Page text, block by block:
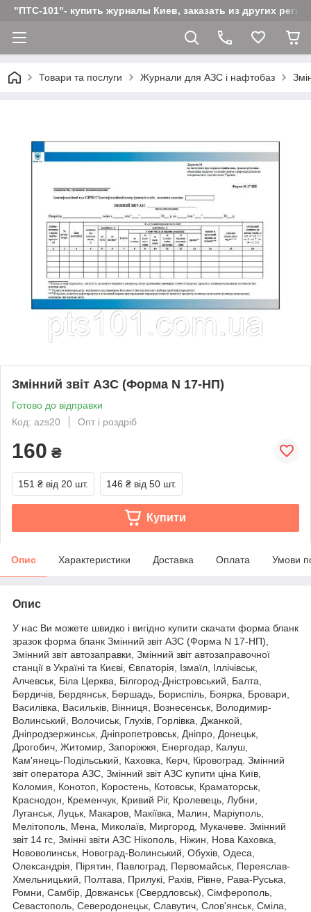
"ПТС-101"- купить журналы Киев, заказать из других
Товари та послуги Журнали для АЗС і нафтобаз
Змінний звіт АЗС (Форма N 17-НП)
Готово до відправки
Код: azs20
Опт і роздріб
160 ₴
151 ₴ від 20 шт. 146 ₴ від 50 шт.
Купити
Опис Характеристики Доставка Оплата Умови
Опис
У нас Ви можете швидко і вигідно купити скачати форма бланк
зразок форма бланк Змінний звіт АЗС (Форма N 17-НП),
Змінний звіт автозаправки, Змінний звіт автозаправочної
станції в Україні та Києві, Євпаторія, Ізмаїл, Іллічівськ,
Алчевськ, Біла Церква, Білгород-Дністровський, Балта,
Бердичів, Бердянськ, Бершадь, Бориспіль, Боярка, Бровари,
Василівка, Васильків, Вінниця, Вознесенськ, Володимир-
Волинський, Волочиськ, Глухів, Горлівка, Джанкой,
Дніпродзержинськ, Дніпропетровськ, Дніпро, Донецьк,
Дрогобич, Житомир, Запоріжжя, Енергодар, Калуш,
Кам'янець-Подільський, Каховка, Керч, Кіровоград. Змінний
звіт оператора АЗС, Змінний звіт АЗС купити ціна Київ,
Коломия, Конотоп, Коростень, Котовськ, Краматорськ,
Краснодон, Кременчук, Кривий Ріг, Кролевець, Лубни,
Луганськ, Луцьк, Макаров, Макіївка, Малин, Маріуполь,
Мелітополь, Мена, Миколаїв, Миргород, Мукачеве. Змінний
звіт 14 гс, Змінні звіти АЗС Нікополь, Ніжин, Нова Каховка,
Нововолинськ, Новоград-Волинський, Обухів, Одеса,
Олександрія, Пірятин, Павлоград, Первомайськ, Переяслав-
Хмельницький, Полтава, Прилукі, Рахів, Рівне, Рава-Руська,
Ромни, Самбір, Довжанськ (Свердловськ), Сімферополь,
Севастополь, Северодонецьк, Славутич, Слов'янськ, Сміла,